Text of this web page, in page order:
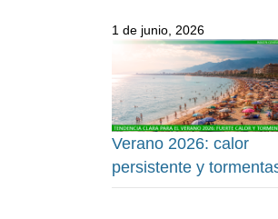
1 de junio, 2026
Verano 2026: calor
persistente y